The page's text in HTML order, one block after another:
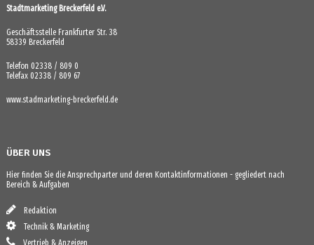
Stadtmarketing Breckerfeld e.V.
Geschäftsstelle Frankfurter Str. 38
58339 Breckerfeld
Telefon 02338 / 809 0
Telefax 02338 / 809 67
www.stadmarketing-breckerfeld.de
ÜBER UNS
Hier finden Sie die Ansprechparter und deren Kontaktinformationen - gegliedert nach
Bereich & Aufgaben
Redaktion
Technik & Marketing
Vertrieb & Anzeigen